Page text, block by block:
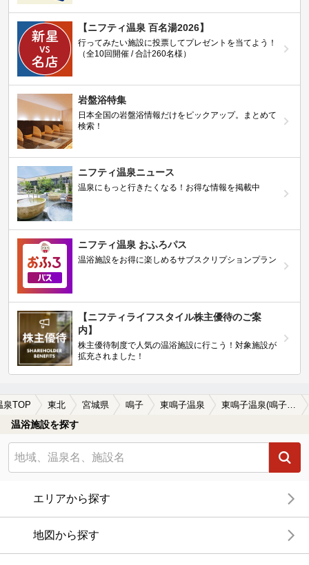
【ニフティ温泉 百名湯2026】
行ってみたい施設に投票してプレゼントを当てよう！
（全10回開催 / 合計260名様）
岩盤浴特集
日本全国の岩盤浴情報だけをピックアップ。まとめて
検索！
ニフティ温泉ニュース
温泉にもっと行きたくなる！お得な情報を掲載中
ニフティ温泉 おふろパス
温浴施設をお得に楽しめるサブスクリプションプラン
【ニフティライフスタイル株主優待のご案
内】
株主優待制度で人気の温浴施設に行こう！対象施設が
拡充されました！
泉TOP 東北 宮城県 鳴子 東鳴子温泉 東鳴子温泉(鳴子)の温泉宿・温泉旅館・ホテルおすすめ8選(2026年版)
温浴施設を探す
エリアから探す
地図から探す